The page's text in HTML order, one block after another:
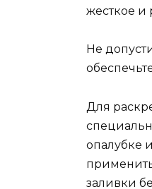
жесткое и
Не
Для
опалубке
заливки